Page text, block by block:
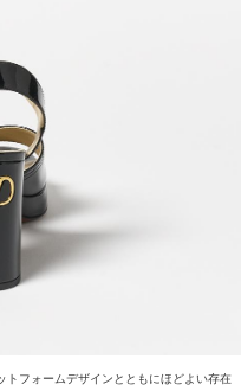
トフォームデザインとともにほどよい存在